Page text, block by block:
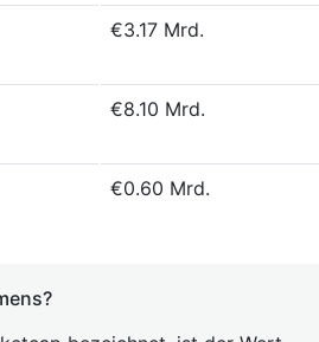
€3.17 Mrd.
€8.10 Mrd.
€0.60 Mrd.